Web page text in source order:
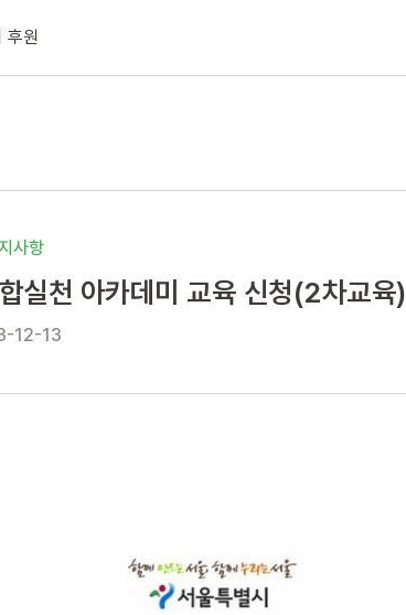
후원
사항
실천 아카데미 교육 신청(2차교육)
12-13